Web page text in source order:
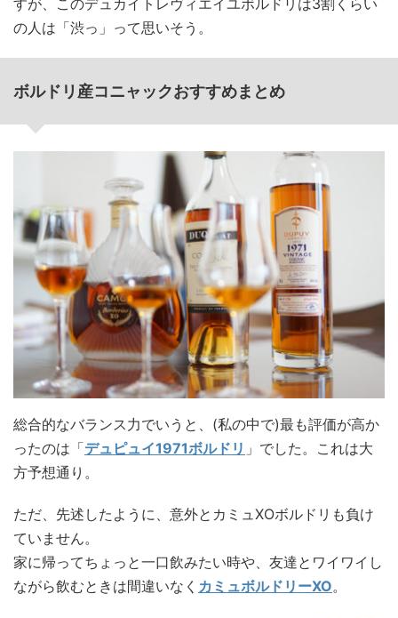
の人は「渋っ」って思いそう。
ボルドリ産コニャックおすすめまとめ
総合的なバランス力でいうと、(私の中で)最も評価が高か
ったのは「デュピュイ1971ボルドリ 」でした。これは大
方予想通り。
ただ、先述したように、意外とカミュXOボルドリも負け
ていません。
家に帰ってちょっと一口飲みたい時や、友達とワイワイし
ながら飲むときは間違いなく カミュボルドリーXO。